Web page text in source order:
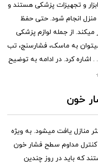
و تجهیزات پزشکی هستند و
منزل انجام شود. حتی حفظ
میکند. از جمله لوازم پزشکی
میتوان به ماسک، فشارسنج، تب
کرد. در ادامه به توضیح
خون
منازل یافت میشود. به ویژه
و به کنترل مداوم سطح فشار خون
که باید در روز چندین